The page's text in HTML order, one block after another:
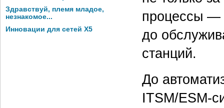
Здравствуй, племя младое,
незнакомое...
Инновации для сетей X5
процессы —
до
станций.
До
ITSM/ESM-